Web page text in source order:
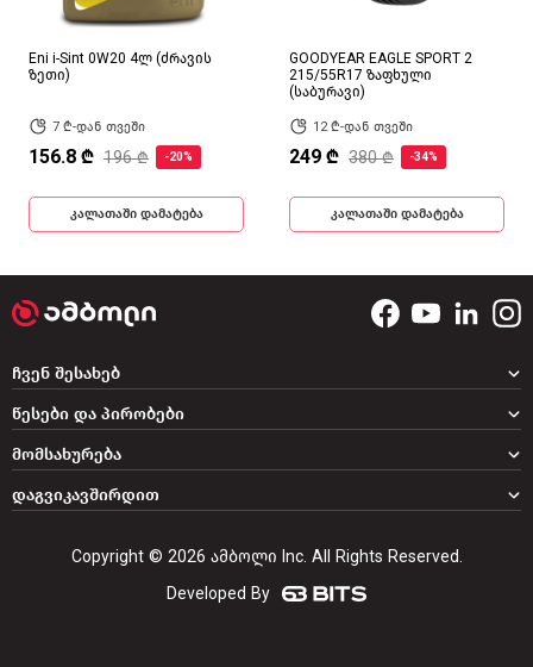
Eni i-Sint 0W20 4ლ (ძრავის
ზეთი)
7 ₾-დან თვეში
156.8 ₾ 196 ₾ -20%
კალათაში დამატება
GOODYEAR EAGLE SPORT 2
215/55R17 ზაფხული
(საბურავი)
12 ₾-დან თვეში
249 ₾ 380 ₾ -34%
კალათაში დამატება
დაგვიკავშირდით
ჩვენ შესახებ
წესები და პირობები
მომსახურება
Copyright © 2026 ამბოლი Inc. All Rights Reserved.
Developed By